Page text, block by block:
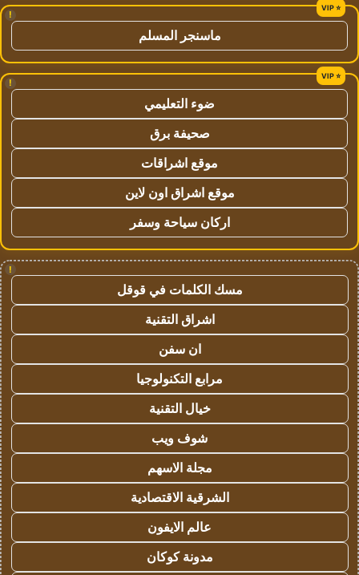
!
ماسنجر المسلم
!
ضوء التعليمي
صحيفة برق
موقع اشراقات
موقع اشراق اون لاين
اركان سياحة وسفر
!
مسك الكلمات في قوقل
اشراق التقنية
ان سفن
مرابع التكنولوجيا
خيال التقنية
شوف ويب
مجلة الاسهم
الشرقية الاقتصادية
عالم الايفون
مدونة كوكان